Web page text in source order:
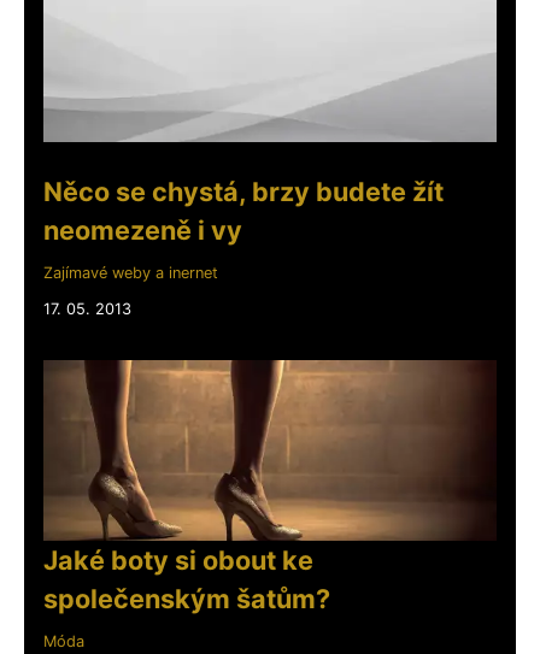
Něco se chystá, brzy budete žít
neomezeně i vy
Zajímavé weby a inernet
17. 05. 2013
Jaké boty si obout ke
společenským šatům?
Móda